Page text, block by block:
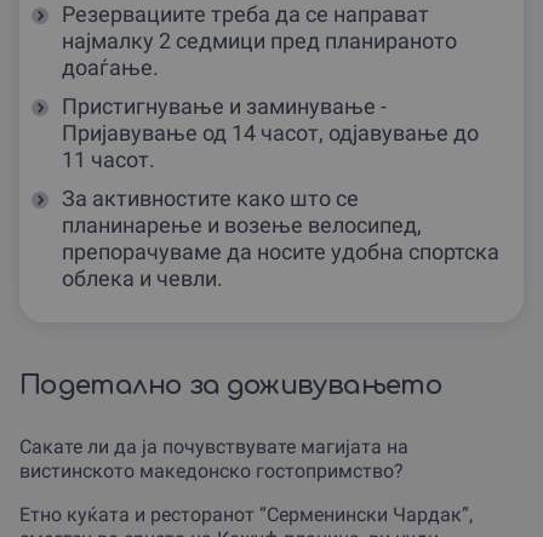
Резервациите треба да се направат
најмалку 2 седмици пред планираното
доаѓање.
Пристигнување и заминување -
Пријавување од 14 часот, одјавување до
11 часот.
За активностите како што се
планинарење и возење велосипед,
препорачуваме да носите удобна спортска
облека и чевли.
Подетално за доживувањето
Сакате ли да ја почувствувате магијата на
вистинското македонско гостопримство?
Етно куќата и ресторанот “Серменински Чардак”,